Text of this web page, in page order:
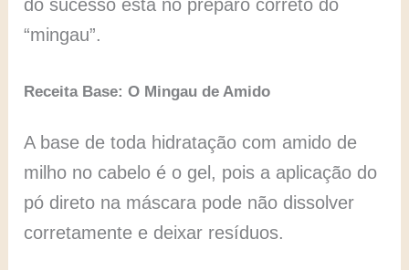
do sucesso está no preparo correto do
“mingau”.
Receita Base: O Mingau de Amido
A base de toda hidratação com amido de
milho no cabelo é o gel, pois a aplicação do
pó direto na máscara pode não dissolver
corretamente e deixar resíduos.